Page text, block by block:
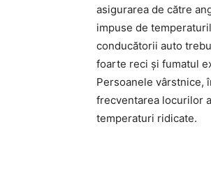
asigurarea de către
impuse de
conducătorii auto
foarte reci și fumatul
Persoanele vârstnice,
frecventarea locurilor
temperaturi ridicate.